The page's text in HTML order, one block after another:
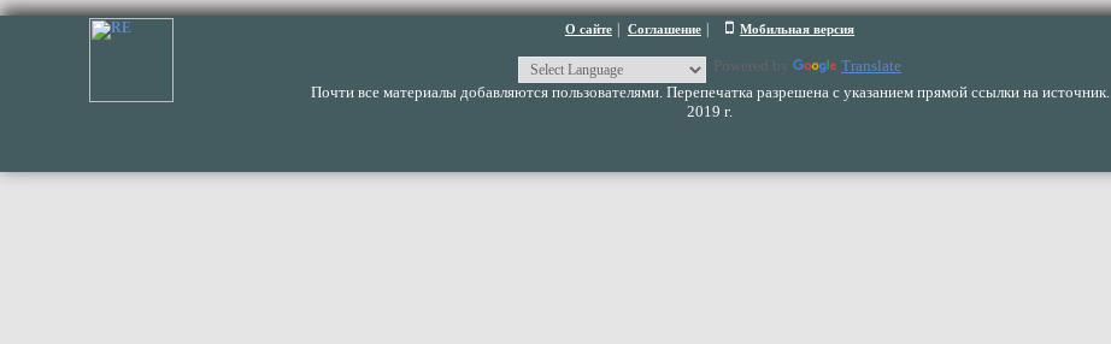
О сайте Соглашение Мобильная версия
Powered by
Translate
Почти все материалы добавляются пользователями. Перепечатка разрешена с указанием прямой ссылки на источник.
2019 г.